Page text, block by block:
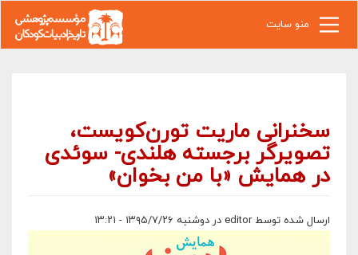
منو سایت
سخنرانی ماریت تورن‌کویست،
تصویرگر برجسته هلندی- سوئدی
در همایش «با من بخوان»
ارسال شده توسطeditor در دوشنبه ۱۳۹۵/۷/۲۶ - ۱۳:۲۱